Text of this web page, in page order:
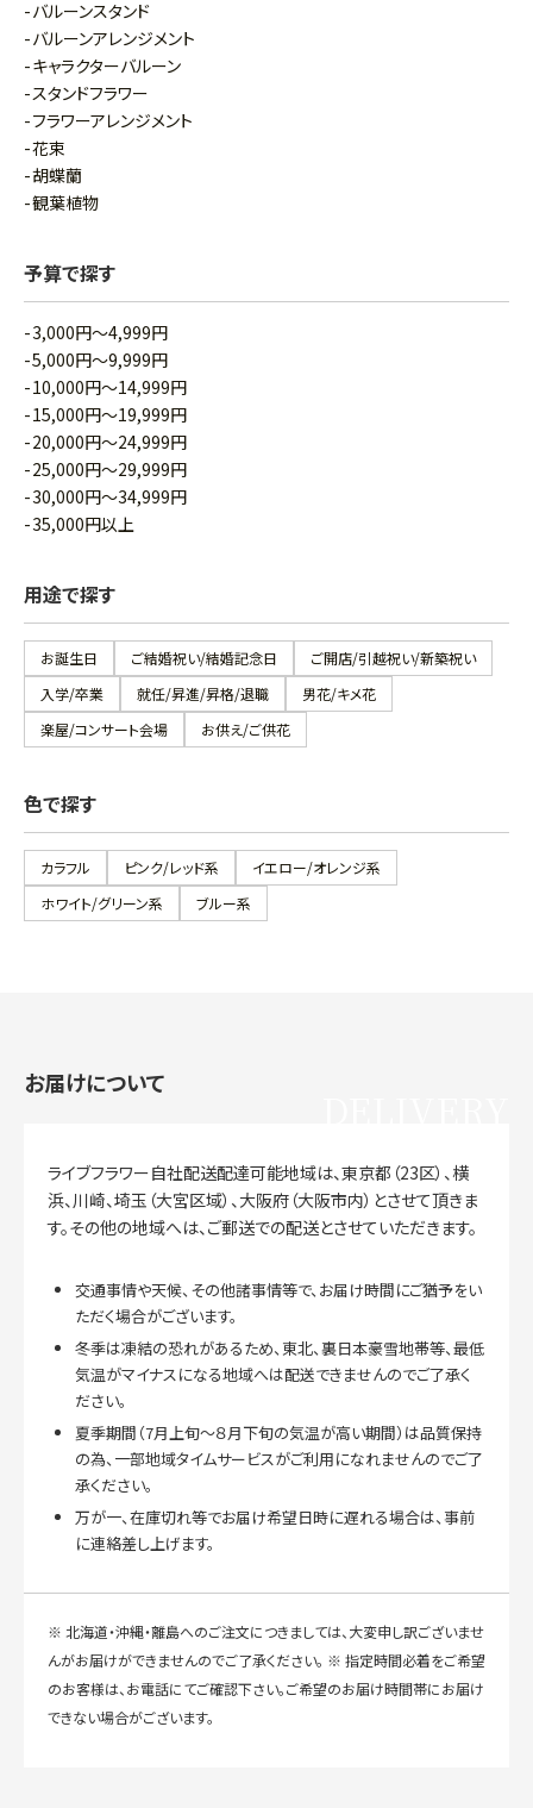
バルーンスタンド
バルーンアレンジメント
キャラクターバルーン
スタンドフラワー
フラワーアレンジメント
花束
胡蝶蘭
観葉植物
予算で探す
3,000円～4,999円
5,000円～9,999円
10,000円～14,999円
15,000円～19,999円
20,000円～24,999円
25,000円～29,999円
30,000円～34,999円
35,000円以上
用途で探す
お誕生日 ご結婚祝い/結婚記念日
ご開店/引越祝い/新築祝い
入学/卒業
就任/昇進/昇格/退職
男花/キメ花
楽屋/コンサート会場
お供え/ご供花
色で探す
カラフル ピンク/レッド系
イエロー/オレンジ系
ホワイト/グリーン系
ブルー系
お届けについて
ライブフラワー自社配送配達可能地域は、東京都（23区）、横
浜、川崎、埼玉（大宮区域）、大阪府（大阪市内）とさせて頂きま
す。その他の地域へは、ご郵送での配送とさせていただきます。
交通事情や天候、その他諸事情等で、お届け時間にご猶予をい
ただく場合がございます。
冬季は凍結の恐れがあるため、東北、裏日本豪雪地帯等、最低
気温がマイナスになる地域へは配送できませんのでご了承く
ださい。
夏季期間（7月上旬～８月下旬の気温が高い期間）は品質保持
の為、一部地域タイムサービスがご利用になれませんのでご了
承ください。
万が一、在庫切れ等でお届け希望日時に遅れる場合は、事前
に連絡差し上げます。
※ 北海道・沖縄・離島へのご注文につきましては、大変申し訳ございませ
んがお届けができませんのでご了承ください。 ※ 指定時間必着をご希望
のお客様は、お電話にてご確認下さい。ご希望のお届け時間帯にお届け
できない場合がございます。